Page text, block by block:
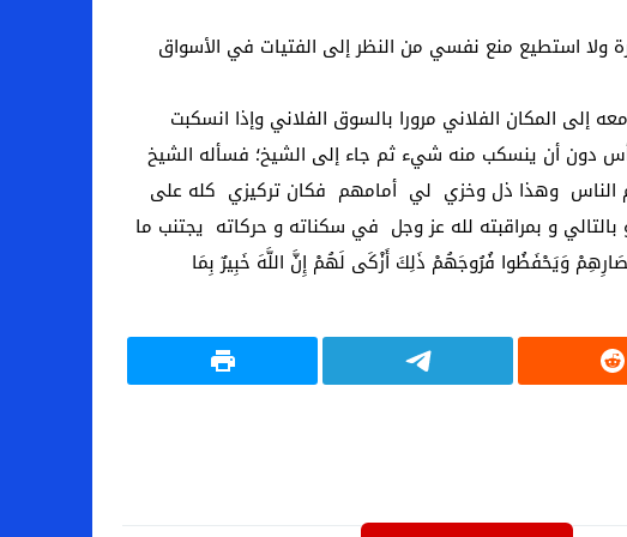
استطيع منع نفسي من النظر إلى الفتيات في الأسواق
إلى المكان الفلاني مرورا بالسوق الفلاني وإذا انسكبت
دون أن ينسكب منه شيء ثم جاء إلى الشيخ؛ فسأله الشيخ
الناس وهذا ذل وخزي لي أمامهم فكان تركيزي كله على
و بمراقبته لله عز وجل في سكناته و حركاته يجتنب ما
وَيَحْفَظُوا فُرُوجَهُمْ ذَلِكَ أَزْكَى لَهُمْ إِنَّ اللَّهَ خَبِيرٌ بِمَا